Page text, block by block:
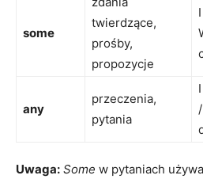
some
twierdzące,
prośby,
propozycje
any
przeczenia,
pytania
Uwaga: Some w pytaniach